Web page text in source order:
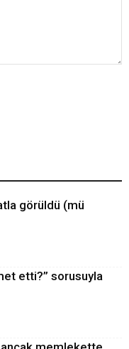
görüldü (mü
etti?” sorusuyla